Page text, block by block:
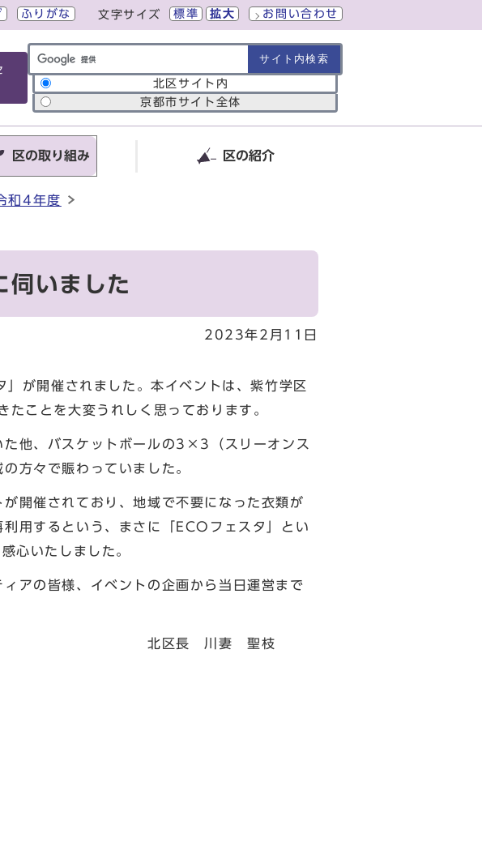
ふりがな 文字サイズ 標準 拡大 お問い合わせ
サイト内検索の範囲
北区サイト内
京都市サイト全体
区の取り組み 区の紹介
和4年度
伺いました
2023年2月11日
が開催されました。本イベントは、紫竹学区
ことを大変うれしく思っております。
他、バスケットボールの3×3（スリーオンス
方々で賑わっていました。
開催されており、地域で不要になった衣類が
用するという、まさに「ECOフェスタ」とい
心いたしました。
アの皆様、イベントの企画から当日運営まで
聖枝